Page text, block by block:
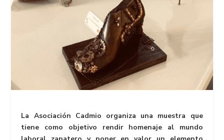
La Asociación Cadmio organiza una muestra que
tiene como objetivo rendir homenaje al mundo